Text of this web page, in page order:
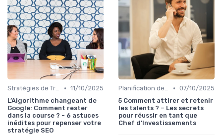
Stratégies de Trading • 11/10/2025
L’Algorithme changeant de
Google: Comment rester
dans la course ? - 6 astuces
inédites pour repenser votre
stratégie SEO
Planification de la Retraite • 07/10/2025
5 Comment attirer et retenir
les talents ? – Les secrets
pour réussir en tant que
Chef d'Investissements